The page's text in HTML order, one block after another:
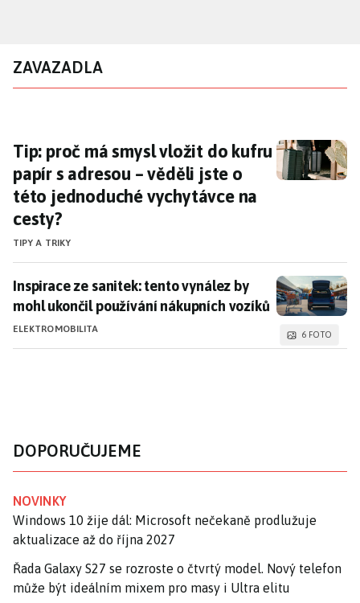
obsahu
ZAVAZADLA
Tip: proč má smysl vložit do kufru papír s
Tip: proč má smysl vložit do kufru
papír s adresou – věděli jste o
této jednoduché vychytávce na
cesty?
TIPY A TRIKY
Inspirace ze sanitek: tento vynález by mohl ukončil
Inspirace ze sanitek: tento vynález by
mohl ukončil používání nákupních vozíků
ELEKTROMOBILITA 6 FOTO
DOPORUČUJEME
NOVINKY
Windows 10 žije dál: Microsoft nečekaně prodlužuje
aktualizace až do října 2027
Řada Galaxy S27 se rozroste o čtvrtý model. Nový telefon
může být ideálním mixem pro masy i Ultra elitu